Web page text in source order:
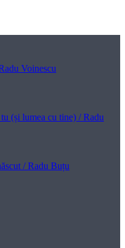
Voinescu
(și lumea cu tine) / Radu
/ Radu Buțu